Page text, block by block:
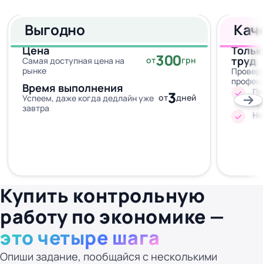
Выгодно
Цена
Самая доступная цена на
рынке
от300грн
Время выполнения
Успеем, даже когда дедлайн уже
завтра
от3дней
труд
Купить контрольную
работу по экономике —
это четыре шага
Опиши задание, пообщайся с несколькими